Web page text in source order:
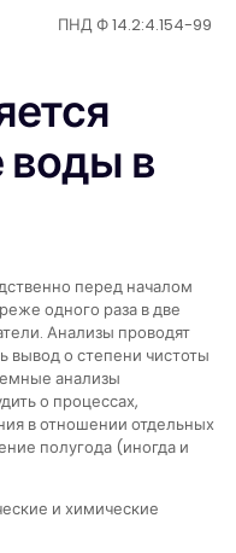
ПНД Ф 14.2:4.154-99
воды в
перед началом
одного раза в две
Анализы проводят
вывод о степени чистоты
анализы
о процессах,
в отношении отдельных
полугода (иногда и
и химические